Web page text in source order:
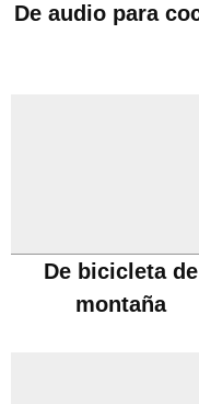
De audio para
De bicicleta de
montaña